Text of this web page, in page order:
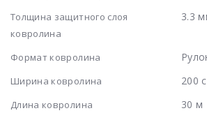
Толщина защитного слоя
ковролина
3.3
Формат ковролина
Ширина ковролина 200
Длина ковролина 30 м